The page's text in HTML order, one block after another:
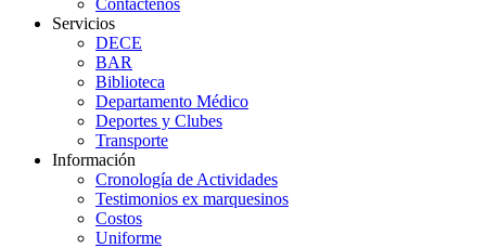
Servicios
DECE
BAR
Biblioteca
Departamento Médico
Deportes y Clubes
Transporte
Información
Cronología de Actividades
Testimonios ex marquesinos
Costos
Uniforme